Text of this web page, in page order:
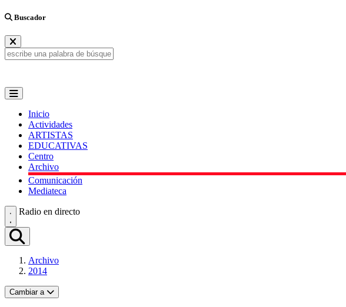
Buscador
Inicio
Actividades
ARTISTAS
EDUCATIVAS
Centro
Archivo
Comunicación
Mediateca
Radio en directo
Archivo
2014
Cambiar a